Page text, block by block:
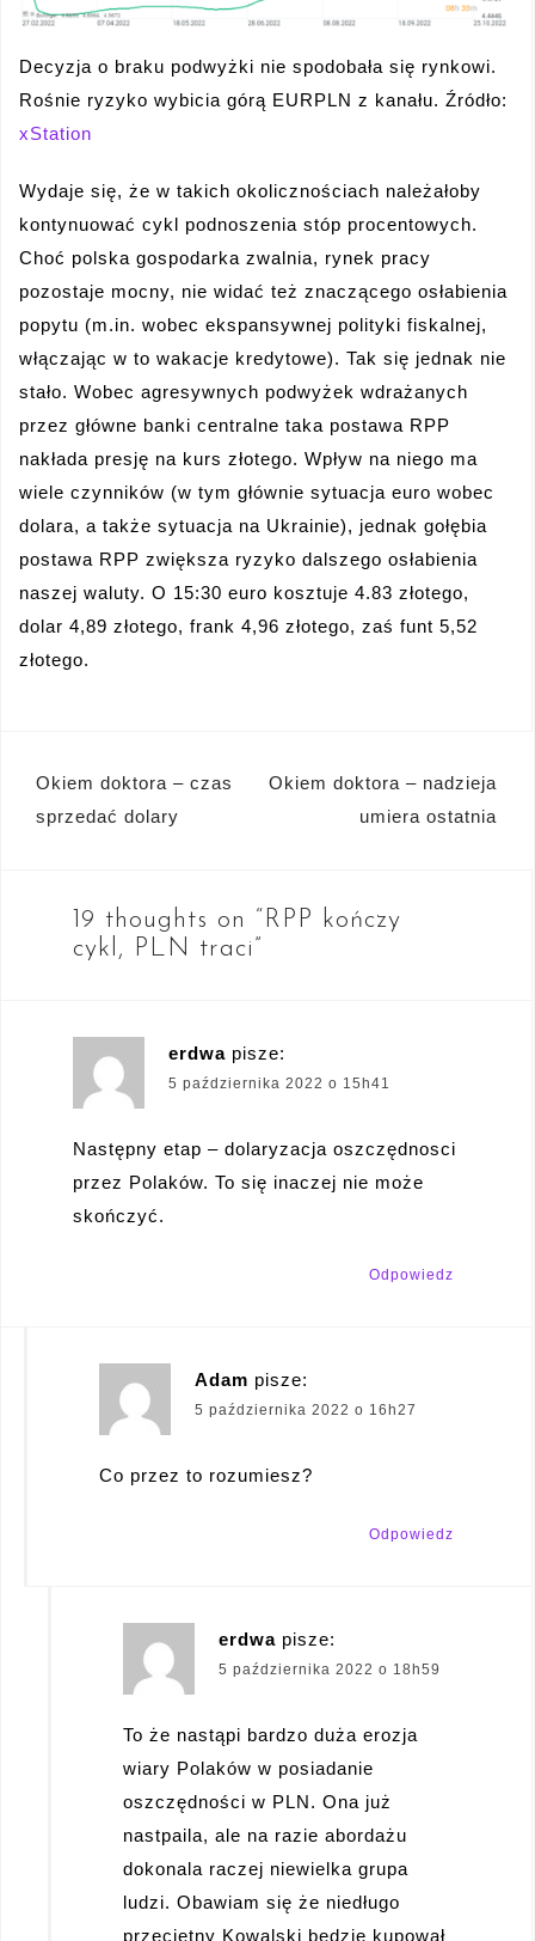
Decyzja o braku podwyżki nie spodobała się rynkowi.
Rośnie ryzyko wybicia górą EURPLN z kanału. Źródło:
xStation
Wydaje się, że w takich okolicznościach należałoby
kontynuować cykl podnoszenia stóp procentowych.
Choć polska gospodarka zwalnia, rynek pracy
pozostaje mocny, nie widać też znaczącego osłabienia
popytu (m.in. wobec ekspansywnej polityki fiskalnej,
włączając w to wakacje kredytowe). Tak się jednak nie
stało. Wobec agresywnych podwyżek wdrażanych
przez główne banki centralne taka postawa RPP
nakłada presję na kurs złotego. Wpływ na niego ma
wiele czynników (w tym głównie sytuacja euro wobec
dolara, a także sytuacja na Ukrainie), jednak gołębia
postawa RPP zwiększa ryzyko dalszego osłabienia
naszej waluty. O 15:30 euro kosztuje 4.83 złotego,
dolar 4,89 złotego, frank 4,96 złotego, zaś funt 5,52
złotego.
Nawigacja
wpisu
Okiem doktora – czas
sprzedać dolary
Okiem doktora – nadzieja
umiera ostatnia
19 thoughts on “RPP kończy
cykl, PLN traci”
erdwa pisze:
5 października 2022 o 15h41
Następny etap – dolaryzacja oszczędnosci
przez Polaków. To się inaczej nie może
skończyć.
Odpowiedz
Adam pisze:
5 października 2022 o 16h27
Co przez to rozumiesz?
Odpowiedz
erdwa pisze:
5 października 2022 o 18h59
To że nastąpi bardzo duża erozja
wiary Polaków w posiadanie
oszczędności w PLN. Ona już
nastpaila, ale na razie abordażu
dokonala raczej niewielka grupa
ludzi. Obawiam się że niedługo
przecietny Kowalski będzie kupował